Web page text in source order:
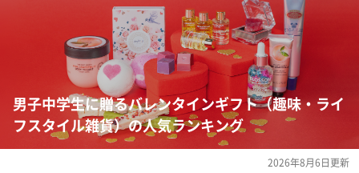
男子中学生に贈るバレンタインギフト（趣味・ライ
フスタイル雑貨）の人気ランキング
2026年8月6日更新